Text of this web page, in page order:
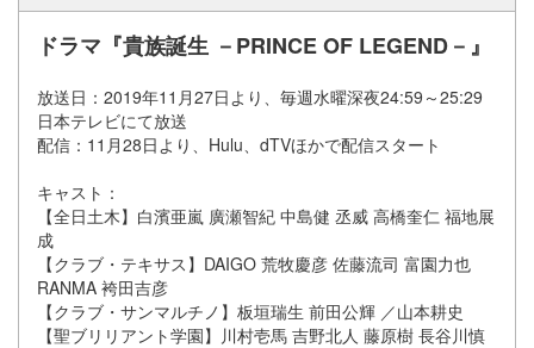
ドラマ『貴族誕生 －PRINCE OF LEGEND－』
放送日：2019年11月27日より、毎週水曜深夜24:59～25:29
日本テレビにて放送
配信：11月28日より、Hulu、dTVほかで配信スタート
キャスト：
【全日土木】白濱亜嵐 廣瀬智紀 中島健 丞威 高橋奎仁 福地展
成
【クラブ・テキサス】DAIGO 荒牧慶彦 佐藤流司 富園力也
RANMA 袴田吉彦
【クラブ・サンマルチノ】板垣瑞生 前田公輝 ／山本耕史
【聖ブリリアント学園】川村壱馬 吉野北人 藤原樹 長谷川慎